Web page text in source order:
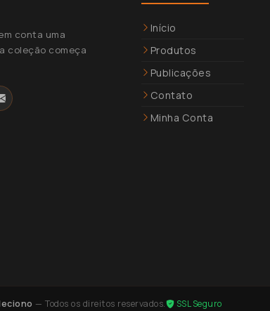
conta uma
coleção começa
Início
Produtos
Publicações
Contato
Minha Conta
— Todos os direitos reservados. SSL Seguro